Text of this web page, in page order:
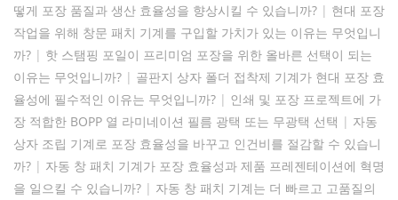
떻게 포장 품질과 생산 효율성을 향상시킬 수 있습니까? | 현대 포장
작업을 위해 창문 패치 기계를 구입할 가치가 있는 이유는 무엇입니
까? | 핫 스탬핑 포일이 프리미엄 포장을 위한 올바른 선택이 되는
이유는 무엇입니까? | 골판지 상자 폴더 접착제 기계가 현대 포장 효
율성에 필수적인 이유는 무엇입니까? | 인쇄 및 포장 프로젝트에 가
장 적합한 BOPP 열 라미네이션 필름 광택 또는 무광택 선택 | 자동
상자 조립 기계로 포장 효율성을 바꾸고 인건비를 절감할 수 있습니
까? | 자동 창 패치 기계가 포장 효율성과 제품 프레젠테이션에 혁명
을 일으킬 수 있습니까? | 자동 창 패치 기계는 더 빠르고 고품질의